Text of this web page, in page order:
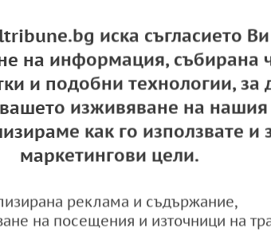
офис в Азия в Токио
на OpenAI: Италия разследва
компанията
иска съгласието Ви
на информация, събирана
и подобни технологии, за
изживяване на нашия
как го използвате и
маркетингови цели.
реклама и съдържание,
на посещения и източници на